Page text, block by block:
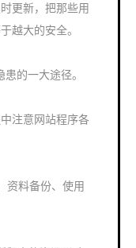
更新，把那些用
越大的安全。
的一大途径。
注意网站程序各
资料备份、使用